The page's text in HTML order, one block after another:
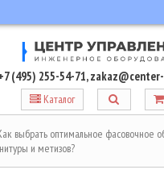
(495) 255-54-71,
Каталог
выбрать оптимальное фасовочное
и метизов?